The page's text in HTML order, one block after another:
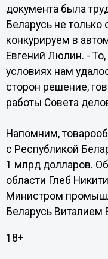
документа была
Беларусь не только
конкурируем в
Евгений Люлин. -
условиях нам
сторон решение,
работы Совета
Напомним,
с Республикой
1 млрд долларов.
области Глеб
Министром
Беларусь Виталием
18+